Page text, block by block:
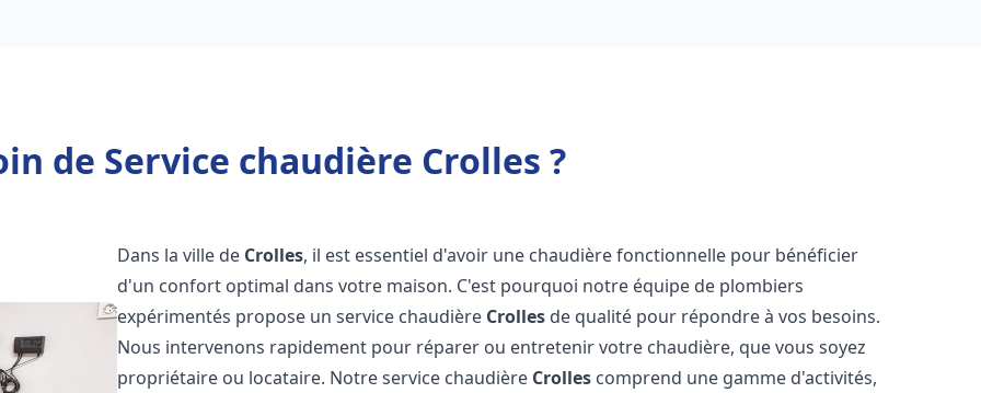
de Service chaudière Crolles ?
Dans la ville de Crolles, il est essentiel d'avoir une chaudière fonctionnelle pour bénéficier
d'un confort optimal dans votre maison. C'est pourquoi notre équipe de plombiers
expérimentés propose un service chaudière Crolles de qualité pour répondre à vos besoins.
Nous intervenons rapidement pour réparer ou entretenir votre chaudière, que vous soyez
propriétaire ou locataire. Notre service chaudière Crolles comprend une gamme d'activités,